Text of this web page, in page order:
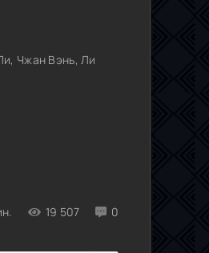
19 507 0
Чжан Вэнь, Ли